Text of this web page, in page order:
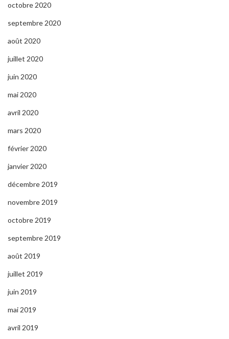
octobre 2020
septembre 2020
août 2020
juillet 2020
juin 2020
mai 2020
avril 2020
mars 2020
février 2020
janvier 2020
décembre 2019
novembre 2019
octobre 2019
septembre 2019
août 2019
juillet 2019
juin 2019
mai 2019
avril 2019